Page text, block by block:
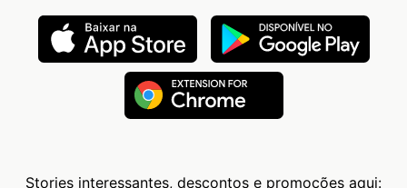
Stories interessantes, descontos e promoções aqui: